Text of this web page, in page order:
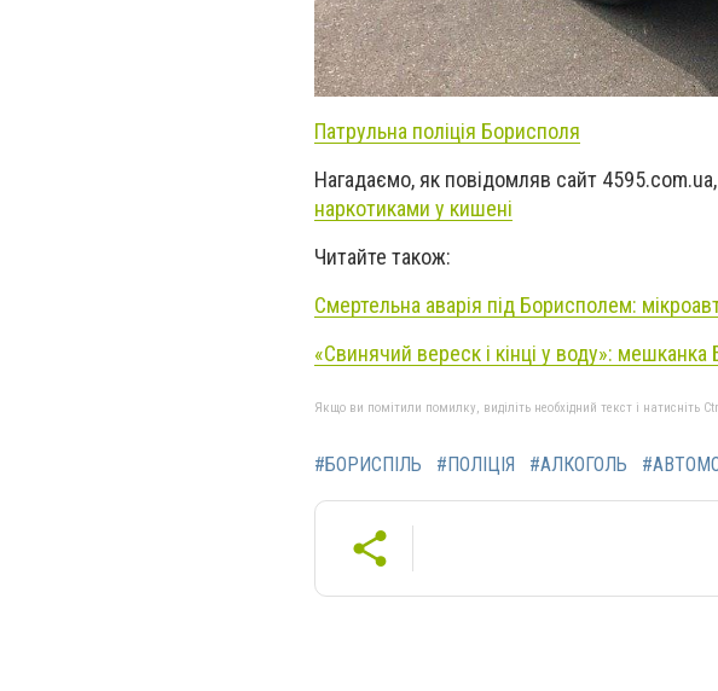
Патрульна поліція Борисполя
Нагадаємо, як повідомляв сайт 4595.com.ua,
наркотиками у кишені
Читайте також:
Смертельна аварія під Борисполем:
«Свинячий вереск і кінці у воду»:
Якщо ви помітили помилку, виділіть необхідний текст і натисніть
#БОРИСПІЛЬ #ПОЛІЦІЯ #АЛКОГОЛЬ